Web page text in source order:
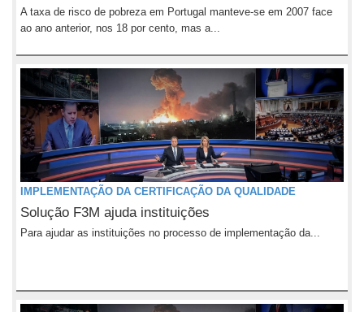
A taxa de risco de pobreza em Portugal manteve-se em 2007 face
ao ano anterior, nos 18 por cento, mas a...
IMPLEMENTAÇÃO DA CERTIFICAÇÃO DA QUALIDADE
Solução F3M ajuda instituições
Para ajudar as instituições no processo de implementação da...